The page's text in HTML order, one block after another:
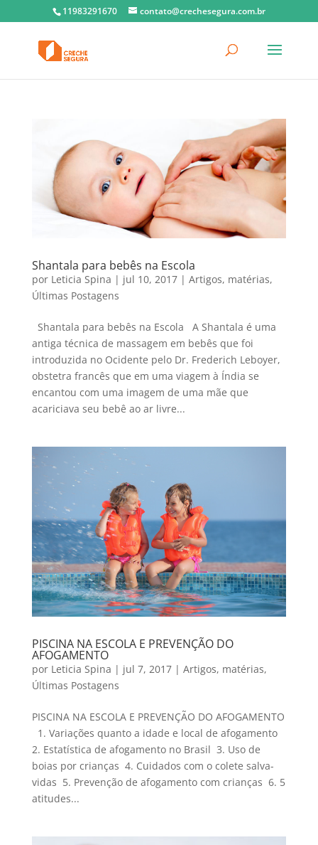
11983291670 contato@crechesegura.com.br
Shantala para bebês na Escola
por Leticia Spina | jul 10, 2017| Artigos, matérias,
Últimas Postagens
Shantala para bebês na Escola A Shantala é uma
antiga técnica de massagem em bebês que foi
introduzida no Ocidente pelo Dr. Frederich Leboyer,
obstetra francês que em uma viagem à Índia se
encantou com uma imagem de uma mãe que
acariciava seu bebê ao ar livre...
PISCINA NA ESCOLA E PREVENÇÃO DO
AFOGAMENTO
por Leticia Spina | jul 7, 2017| Artigos, matérias,
Últimas Postagens
PISCINA NA ESCOLA E PREVENÇÃO DO AFOGAMENTO
1. Variações quanto a idade e local de afogamento
2. Estatística de afogamento no Brasil 3. Uso de
boias por crianças 4. Cuidados com o colete salva-
vidas 5. Prevenção de afogamento com crianças 6. 5
atitudes...